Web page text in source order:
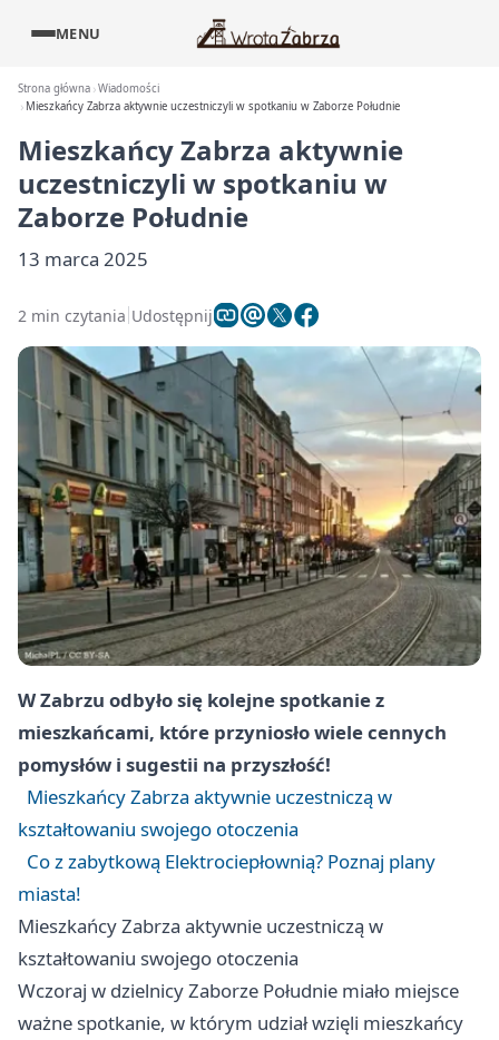
MENU
Strona główna Wiadomości
Mieszkańcy Zabrza aktywnie uczestniczyli w spotkaniu w Zaborze Południe
Mieszkańcy Zabrza aktywnie
uczestniczyli w spotkaniu w
Zaborze Południe
13 marca 2025
2 min czytania Udostępnij
W Zabrzu odbyło się kolejne spotkanie z
mieszkańcami, które przyniosło wiele cennych
pomysłów i sugestii na przyszłość!
Mieszkańcy Zabrza aktywnie uczestniczą w
kształtowaniu swojego otoczenia
Co z zabytkową Elektrociepłownią? Poznaj plany
miasta!
Mieszkańcy Zabrza aktywnie uczestniczą w
kształtowaniu swojego otoczenia
Wczoraj w dzielnicy Zaborze Południe miało miejsce
ważne spotkanie, w którym udział wzięli mieszkańcy